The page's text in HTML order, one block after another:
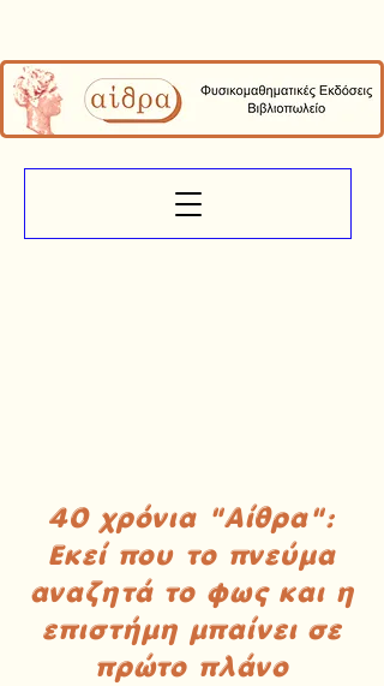
40 χρόνια "Αίθρα":
Εκεί που το πνεύμα
αναζητά το φως και η
επιστήμη μπαίνει σε
πρώτο πλάνο